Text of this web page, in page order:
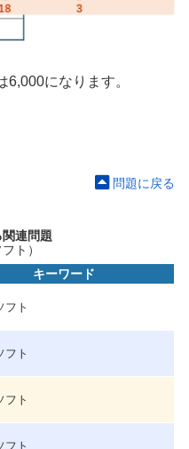
になります。
問題に戻る
連問題
ト）
キーワード
フト
フト
フト
フト